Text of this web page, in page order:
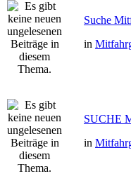
Suche
in
SUCHE
in